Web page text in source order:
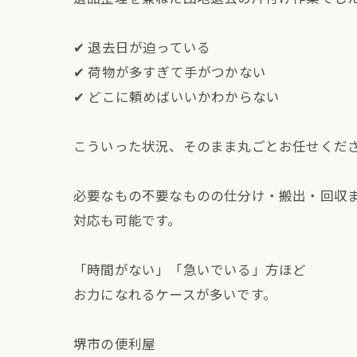
✔ 退去日が迫っている
✔ 荷物が多すぎて手がつかない
✔ どこに頼めばいいかわからない
こういった状況、そのまま丸ごとお任せくださ
必要なもの不要なものの仕分け・搬出・回収
対応も可能です。
「時間がない」「急いでいる」方ほど
お力になれるケースが多いです。
堺市の便利屋